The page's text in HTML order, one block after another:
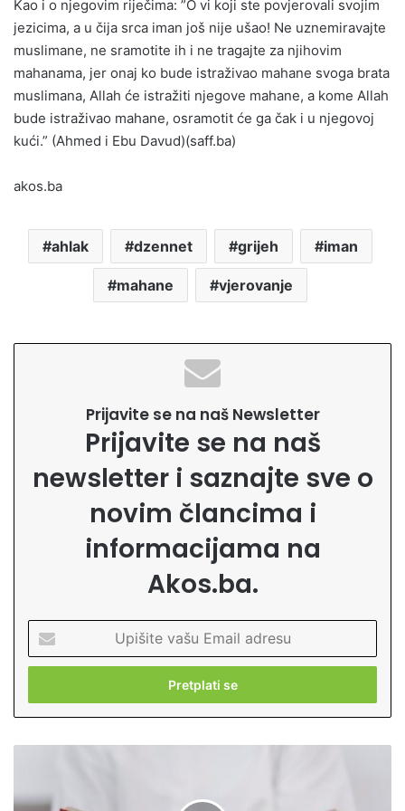
Kao i o njegovim riječima: ”O vi koji ste povjerovali svojim
jezicima, a u čija srca iman još nije ušao! Ne uznemiravajte
muslimane, ne sramotite ih i ne tragajte za njihovim
mahanama, jer onaj ko bude istraživao mahane svoga brata
muslimana, Allah će istražiti njegove mahane, a kome Allah
bude istraživao mahane, osramotit će ga čak i u njegovoj
kući.” (Ahmed i Ebu Davud)(saff.ba)
akos.ba
ahlak dzennet grijeh iman
mahane vjerovanje
Prijavite se na naš Newsletter
Prijavite se na naš
newsletter i saznajte sve o
novim člancima i
informacijama na
Akos.ba.
i
i
e
š